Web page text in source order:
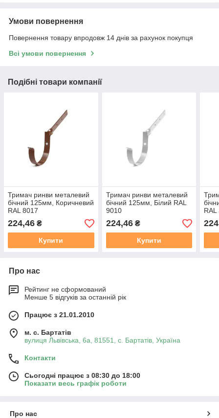
Умови повернення
Повернення товару впродовж 14 днів за рахунок покупця
Всі умови повернення
Подібні товари компанії
Тримач ринви металевий
бічний 125мм, Коричневий
RAL 8017
224,46 ₴
Купити
Тримач ринви металевий
бічний 125мм, Білий RAL
9010
224,46₴
Купити
RAL
Про нас
Рейтинг не сформований
Менше 5 відгуків за останній рік
Працює з 21.01.2010
м. с. Бартатів
вулиця Львівська, 6а, 81551, с. Бартатів, Україна
Контакти
Сьогодні працює з 08:30 до 18:00
Показати весь графік роботи
Про нас